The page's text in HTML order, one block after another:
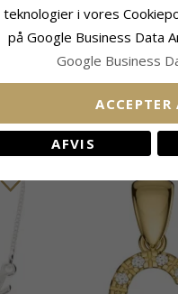
Bogstav M
guld 0,04
CHANTI pris
teknologier i vores
på Google Business Data
Google Business
ACCEPTER
AFVIS